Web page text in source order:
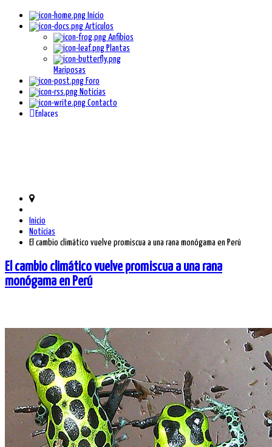
Inicio
Artículos
Anfibios
Plantas
Mariposas
Foro
Noticias
Contacto
Enlaces
Inicio
Noticias
El cambio climático vuelve promiscua a una rana monógama en Perú
El cambio climático vuelve promiscua a una rana
monógama en Perú